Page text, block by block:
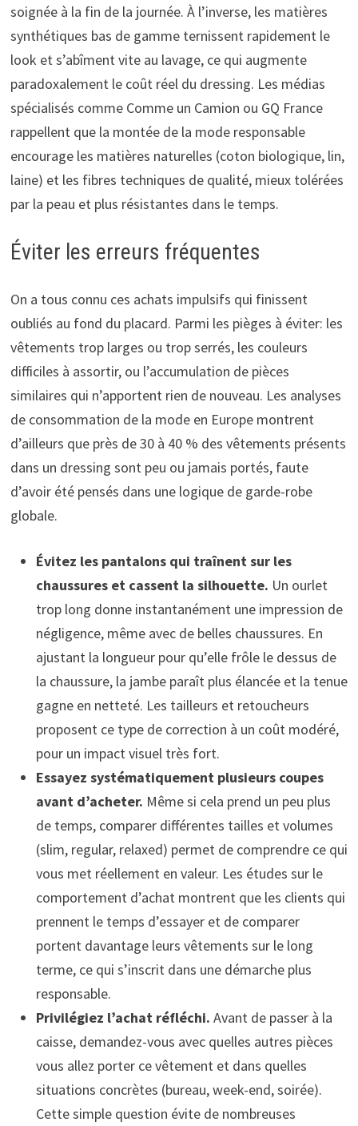
soignée à la fin de la journée. À l’inverse, les matières
synthétiques bas de gamme ternissent rapidement le
look et s’abîment vite au lavage, ce qui augmente
paradoxalement le coût réel du dressing. Les médias
spécialisés comme Comme un Camion ou GQ France
rappellent que la montée de la mode responsable
encourage les matières naturelles (coton biologique, lin,
laine) et les fibres techniques de qualité, mieux tolérées
par la peau et plus résistantes dans le temps.
Éviter les erreurs fréquentes
On a tous connu ces achats impulsifs qui finissent
oubliés au fond du placard. Parmi les pièges à éviter: les
vêtements trop larges ou trop serrés, les couleurs
difficiles à assortir, ou l’accumulation de pièces
similaires qui n’apportent rien de nouveau. Les analyses
de consommation de la mode en Europe montrent
d’ailleurs que près de 30 à 40 % des vêtements présents
dans un dressing sont peu ou jamais portés, faute
d’avoir été pensés dans une logique de garde-robe
globale.
Évitez les pantalons qui traînent sur les
chaussures et cassent la silhouette. Un ourlet
trop long donne instantanément une impression de
négligence, même avec de belles chaussures. En
ajustant la longueur pour qu’elle frôle le dessus de
la chaussure, la jambe paraît plus élancée et la tenue
gagne en netteté. Les tailleurs et retoucheurs
proposent ce type de correction à un coût modéré,
pour un impact visuel très fort.
Essayez systématiquement plusieurs coupes
avant d’acheter. Même si cela prend un peu plus
de temps, comparer différentes tailles et volumes
(slim, regular, relaxed) permet de comprendre ce qui
vous met réellement en valeur. Les études sur le
comportement d’achat montrent que les clients qui
prennent le temps d’essayer et de comparer
portent davantage leurs vêtements sur le long
terme, ce qui s’inscrit dans une démarche plus
responsable.
Privilégiez l’achat réfléchi. Avant de passer à la
caisse, demandez-vous avec quelles autres pièces
vous allez porter ce vêtement et dans quelles
situations concrètes (bureau, week-end, soirée).
Cette simple question évite de nombreuses